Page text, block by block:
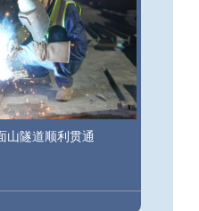
山隧道顺利贯通